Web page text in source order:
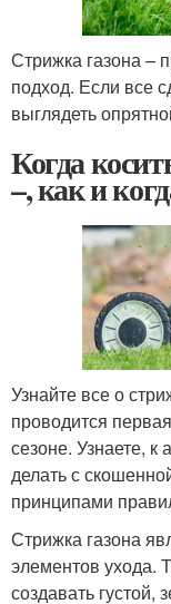
Стрижка газона –
подход. Если все
выглядеть
Когда
–, как и
Узнайте все о
проводится
сезоне. Узнаете, к
делать с
принципами
Стрижка газона
элементов ухода.
создавать